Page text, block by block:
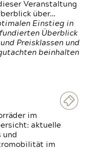
Veranstaltung
über…
Einstieg in
Überblick
Preisklassen und
beinhalten
im
aktuelle
und
im